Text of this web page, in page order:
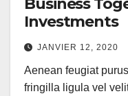
Investments
JANVIER 12, 2020
Aenean feugiat
fringilla ligula vel